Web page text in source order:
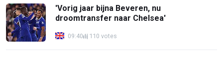
'Vorig jaar bijna Beveren, nu
droomtransfer naar Chelsea'
09:40 110 votes